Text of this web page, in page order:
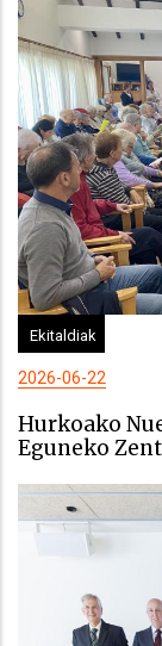
Ekitaldiak
2026-06-22
Hurkoako
Eguneko